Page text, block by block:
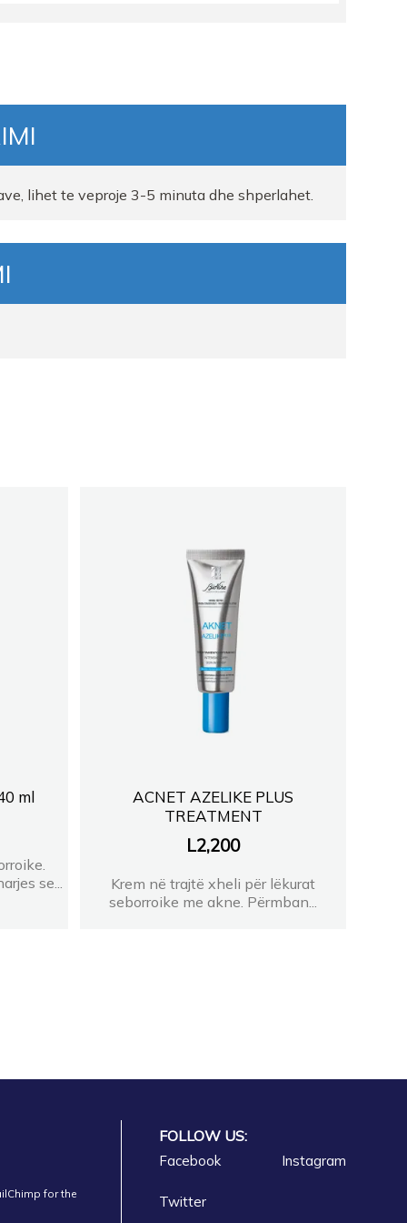
lihet te veproje 3-5 minuta dhe shperlahet.
ml
se...
ACNET AZELIKE PLUS
TREATMENT
L2,200
Krem në trajtë xheli për lëkurat
seborroike me akne. Përmban...
for the
FOLLOW US:
Facebook Instagram
Twitter